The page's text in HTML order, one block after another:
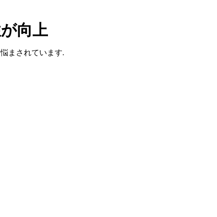
向上
まされています.